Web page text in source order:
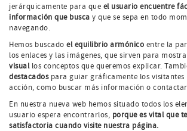
jerárquicamente para que el usuario encuentre
información que busca y que se sepa en todo
navegando.
Hemos buscado el equilibrio armónico entre la
los enlaces y las imágenes, que sirven para
visuallos conceptos que queremos explicar.
destacadospara guiar gráficamente los visitantes
acción, como buscar más información o
En nuestra nueva web hemos situado todos los
usuario espera encontrarlos, porque es vital que
satisfactoria cuando visite nuestra página.